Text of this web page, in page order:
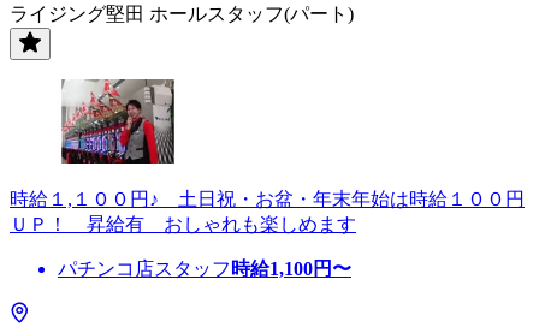
ライジング堅田 ホールスタッフ(パート)
時給１,１００円♪ 土日祝・お盆・年末年始は時給１００円
ＵＰ！ 昇給有 おしゃれも楽しめます
パチンコ店スタッフ 時給1,100円〜